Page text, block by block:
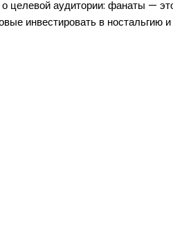
целевой аудитории: фанаты —
инвестировать в ностальгию